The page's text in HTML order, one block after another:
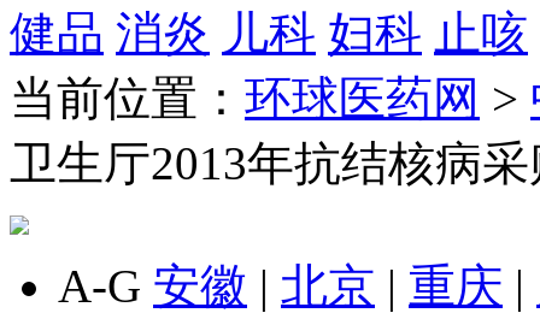
健品 消炎 儿科 妇科 止咳
当前位置： 环球医药网 >
卫生厅2013年抗结核病
A-G 安徽 | 北京 | 重庆 |